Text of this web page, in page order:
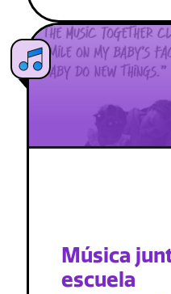
Música
escuela